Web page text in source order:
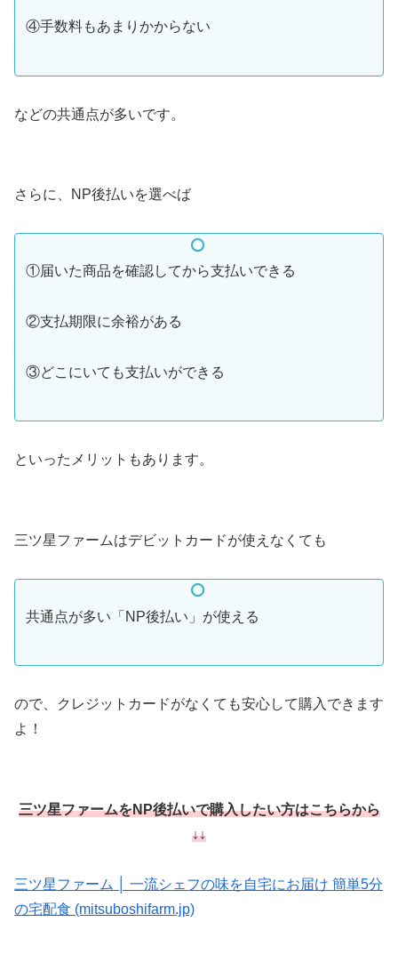
④手数料もあまりかからない
などの共通点が多いです。
さらに、NP後払いを選べば
①届いた商品を確認してから支払いできる
②支払期限に余裕がある
③どこにいても支払いができる
といったメリットもあります。
三ツ星ファームはデビットカードが使えなくても
共通点が多い「NP後払い」が使える
ので、クレジットカードがなくても安心して購入できます
よ！
三ツ星ファームをNP後払いで購入したい方はこちらから
↓↓
三ツ星ファーム │ 一流シェフの味を自宅にお届け 簡単5分
の宅配食 (mitsuboshifarm.jp)